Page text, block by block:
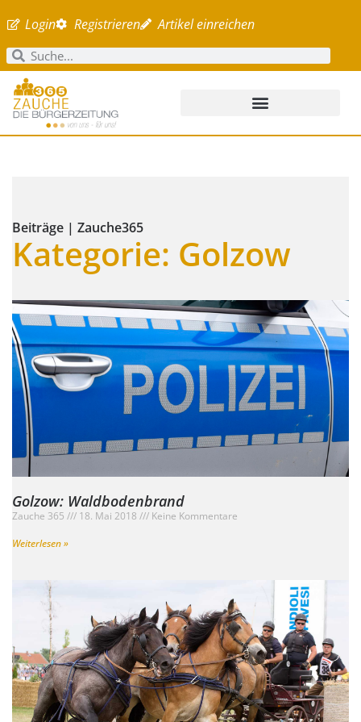
Login Registrieren Artikel einreichen
Beiträge | Zauche365
Kategorie: Golzow
Golzow: Waldbodenbrand
Zauche 365 18. Mai 2018
Keine Kommentare
Weiterlesen »